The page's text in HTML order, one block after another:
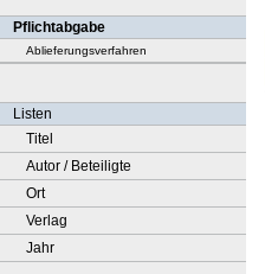
Pflichtabgabe
Ablieferungsverfahren
Listen
Titel
Autor / Beteiligte
Ort
Verlag
Jahr